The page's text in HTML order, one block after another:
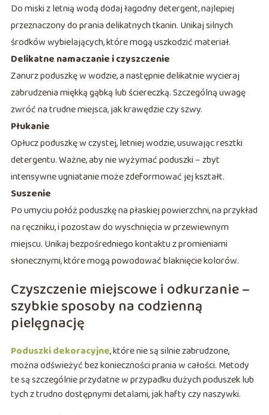
Do miski z letnią wodą dodaj łagodny detergent, najlepiej
przeznaczony do prania delikatnych tkanin. Unikaj silnych
środków wybielających, które mogą uszkodzić materiał.
Delikatne namaczanie i czyszczenie
Zanurz poduszkę w wodzie, a następnie delikatnie wycieraj
zabrudzenia miękką gąbką lub ściereczką. Szczególną uwagę
zwróć na trudne miejsca, jak krawędzie czy szwy.
Płukanie
Opłucz poduszkę w czystej, letniej wodzie, usuwając resztki
detergentu. Ważne, aby nie wyżymać poduszki – zbyt
intensywne ugniatanie może zdeformować jej kształt.
Suszenie
Po umyciu połóż poduszkę na płaskiej powierzchni, na przykład
na ręczniku, i pozostaw do wyschnięcia w przewiewnym
miejscu. Unikaj bezpośredniego kontaktu z promieniami
słonecznymi, które mogą powodować blaknięcie kolorów.
Czyszczenie miejscowe i odkurzanie –
szybkie sposoby na codzienną
pielęgnację
Poduszki dekoracyjne, które nie są silnie zabrudzone,
można odświeżyć bez konieczności prania w całości. Metody
te są szczególnie przydatne w przypadku dużych poduszek lub
tych z trudno dostępnymi detalami, jak hafty czy naszywki.